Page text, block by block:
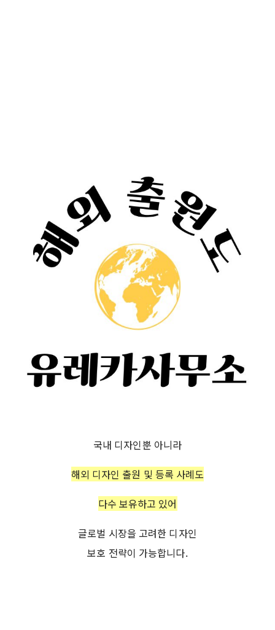
국내 디자인뿐 아니라
해외 디자인 출원 및 등록 사례도
다수 보유하고 있어
글로벌 시장을 고려한 디자인
보호 전략이 가능합니다.